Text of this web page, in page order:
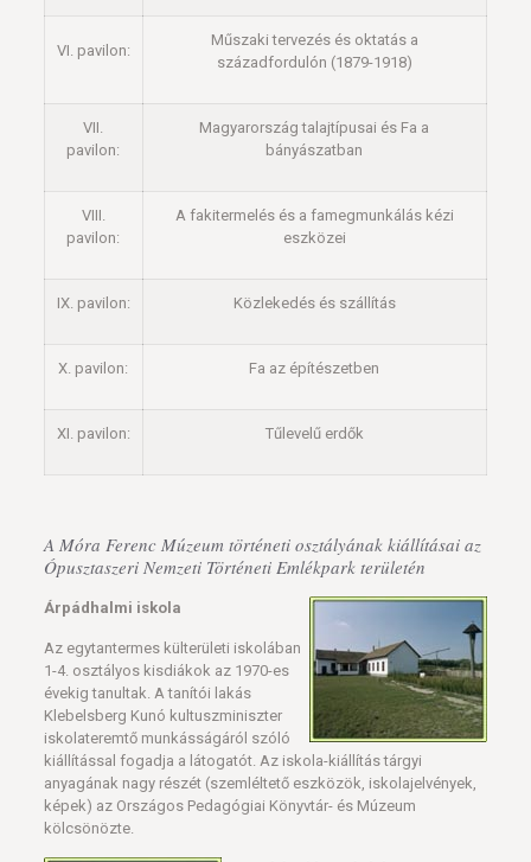
VI. pavilon:
Műszaki tervezés és oktatás a
századfordulón (1879-1918)
VII.
pavilon:
Magyarország talajtípusai és Fa a
bányászatban
VIII.
pavilon:
A fakitermelés és a famegmunkálás kézi
eszközei
IX. pavilon: Közlekedés és szállítás
X. pavilon: Fa az építészetben
XI. pavilon: Tűlevelű erdők
A Móra Ferenc Múzeum történeti osztályának kiállításai az
Ópusztaszeri Nemzeti Történeti Emlékpark területén
Árpádhalmi iskola
Az egytantermes külterületi iskolában
1-4. osztályos kisdiákok az 1970-es
évekig tanultak. A tanítói lakás
Klebelsberg Kunó kultuszminiszter
iskolateremtő munkásságáról szóló
kiállítással fogadja a látogatót. Az iskola-kiállítás tárgyi
anyagának nagy részét (szemléltető eszközök, iskolajelvények,
képek) az Országos Pedagógiai Könyvtár- és Múzeum
kölcsönözte.